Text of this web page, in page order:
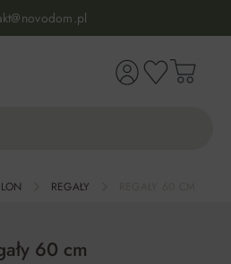
z wniesieniem
na zwrot lub wymianę
zadowolonych klientów
REGAŁY
60 cm